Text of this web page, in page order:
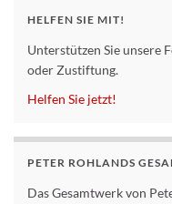
HELFEN SIE MIT!
Unterstützen Sie unsere
oder Zustiftung.
Helfen Sie jetzt!
PETER ROHLANDS
Das Gesamtwerk von